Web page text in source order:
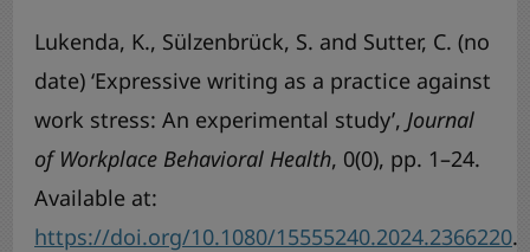
Lukenda, K., Sülzenbrück, S. and Sutter, C. (no
date) ‘Expressive writing as a practice against
work stress: An experimental study’, Journal
of Workplace Behavioral Health, 0(0), pp. 1–24.
Available at:
https://doi.org/10.1080/15555240.2024.2366220.